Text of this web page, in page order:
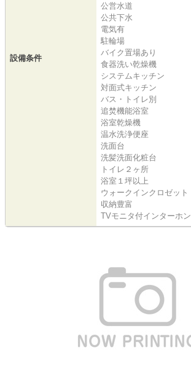
設備条件
公営水道
公共下水
電気有
駐輪場
バイク置場あり
食器洗い乾燥機
システムキッチン
対面式キッチン
バス・トイレ別
追焚機能浴室
浴室乾燥機
温水洗浄便座
洗面台
洗髪洗面化粧台
トイレ２ヶ所
浴室１坪以上
ウォークインクロゼット
収納豊富
TVモニタ付インターホン